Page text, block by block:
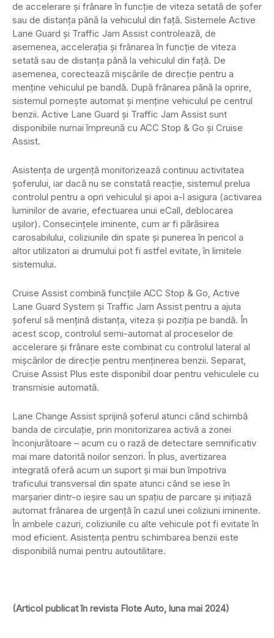
de accelerare și frânare în funcție de viteza setată de șofer
sau de distanța până la vehiculul din față. Sistemele Active
Lane Guard și Traffic Jam Assist controlează, de
asemenea, accelerația și frânarea în funcție de viteza
setată sau de distanța până la vehiculul din față. De
asemenea, corectează mișcările de direcție pentru a
menține vehiculul pe bandă. După frânarea până la oprire,
sistemul pornește automat și menține vehiculul pe centrul
benzii. Active Lane Guard și Traffic Jam Assist sunt
disponibile numai împreună cu ACC Stop & Go și Cruise
Assist.
Asistența de urgență monitorizează continuu activitatea
șoferului, iar dacă nu se constată reacție, sistemul prelua
controlul pentru a opri vehiculul și apoi a-l asigura (activarea
luminilor de avarie, efectuarea unui eCall, deblocarea
ușilor). Consecințele iminente, cum ar fi părăsirea
carosabilului, coliziunile din spate și punerea în pericol a
altor utilizatori ai drumului pot fi astfel evitate, în limitele
sistemului.
Cruise Assist combină funcțiile ACC Stop & Go, Active
Lane Guard System și Traffic Jam Assist pentru a ajuta
șoferul să mențină distanța, viteza și poziția pe bandă. În
acest scop, controlul semi-automat al proceselor de
accelerare și frânare este combinat cu controlul lateral al
mișcărilor de direcție pentru menținerea benzii. Separat,
Cruise Assist Plus este disponibil doar pentru vehiculele cu
transmisie automată.
Lane Change Assist sprijină șoferul atunci când schimbă
banda de circulație, prin monitorizarea activă a zonei
înconjurătoare – acum cu o rază de detectare semnificativ
mai mare datorită noilor senzori. În plus, avertizarea
integrată oferă acum un suport și mai bun împotriva
traficului transversal din spate atunci când se iese în
marșarier dintr-o ieșire sau un spațiu de parcare și inițiază
automat frânarea de urgență în cazul unei coliziuni iminente.
În ambele cazuri, coliziunile cu alte vehicule pot fi evitate în
mod eficient. Asistența pentru schimbarea benzii este
disponibilă numai pentru autoutilitare.
(Articol publicat în revista Flote Auto, luna mai 2024)